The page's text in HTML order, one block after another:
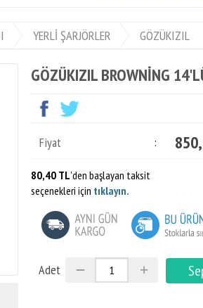
YERLİ ŞARJÖRLER GÖZÜKIZIL
GÖZÜKIZIL BROWNİNG
Fiyat :
80,40 TL'den başlayan taksit
seçenekleri için tıklayın.
Adet